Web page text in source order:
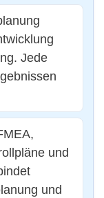
Jede
und
und